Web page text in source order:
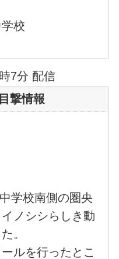
校
7分 配信
撃情報
学校南側の圏央
ノシシらしき動
。
ルを行ったとこ